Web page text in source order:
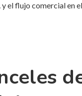
y el flujo comercial en el